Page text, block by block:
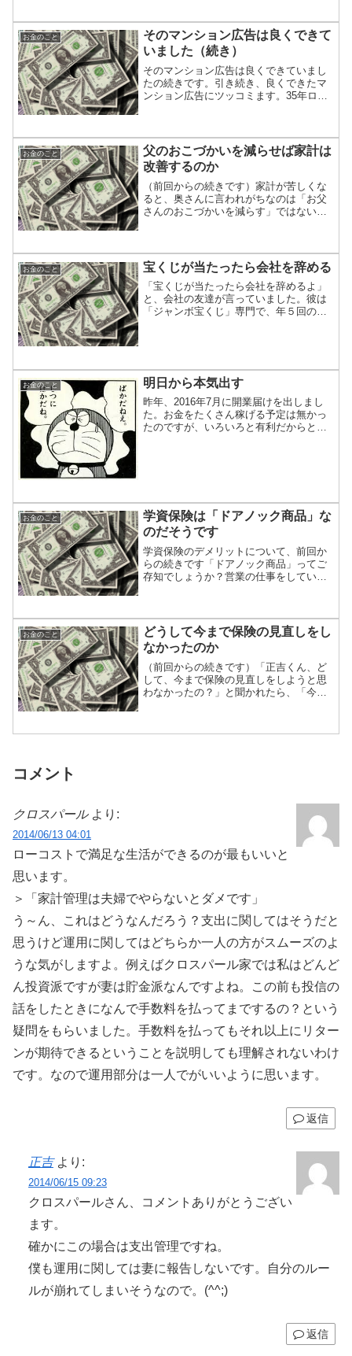
育」は、息子２人に大学を現...
お金のこと
そのマンション広告は良くできて
いました（続き）
そのマンション広告は良くできていまし
たの続きです。引き続き、良くできたマ
ンション広告にツッコミます。35年ロー
貸よりも良...
お金のこと
父のおこづかいを減らせば家計は
改善するのか
（前回からの続きです）家計が苦しくな
ると、奥さんに言われがちなのは「お父
さんのおこづかいを減らす」ではないで
ついて考えてみます。まず...
お金のこと 宝くじが当たったら会社を辞める
「宝くじが当たったら会社を辞めるよ」
と、会社の友達が言っていました。彼は
「ジャンボ宝くじ」専門で、年５回の宝
お金のこと 明日から本気出す
昨年、2016年7月に開業届けを出しまし
た。お金をたくさん稼げる予定は無かっ
たのですが、いろいろと有利だからとい
お金のこと
学資保険は「ドアノック商品」な
のだそうです
学資保険のデメリットについて、前回か
らの続きです「ドアノック商品」ってご
存知でしょうか？営業の仕事をしていな
めてのお客を取り込むきっ...
お金のこと
どうして今まで保険の見直しをし
なかったのか
（前回からの続きです）「正吉くん、ど
して、今まで保険の見直しをしようと思
わなかったの？」と聞かれたら、「今の
コメント
クロスパール より:
2014/06/13 04:01
ローコストで満足な生活ができるのが最もいいと
思います。
＞「家計管理は夫婦でやらないとダメです」
う～ん、これはどうなんだろう？支出に関してはそうだと
思うけど運用に関してはどちらか一人の方がスムーズのよ
うな気がしますよ。例えばクロスパール家では私はどんど
ん投資派ですが妻は貯金派なんですよね。この前も投信の
話をしたときになんで手数料を払ってまでするの？という
疑問をもらいました。手数料を払ってもそれ以上にリター
ンが期待できるということを説明しても理解されないわけ
です。なので運用部分は一人でがいいように思います。
返信
正吉 より:
2014/06/15 09:23
クロスパールさん、コメントありがとうござい
ます。
確かにこの場合は支出管理ですね。
僕も運用に関しては妻に報告しないです。自分のルー
ルが崩れてしまいそうなので。(^^;)
返信